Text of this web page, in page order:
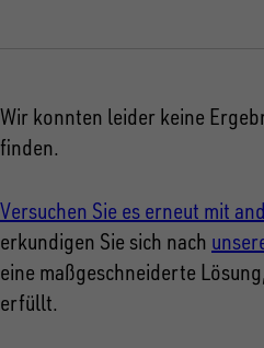
Wir konnten leider keine
finden.
Versuchen Sie es erneut mit
erkundigen Sie sich nach
eine maßgeschneiderte
erfüllt.